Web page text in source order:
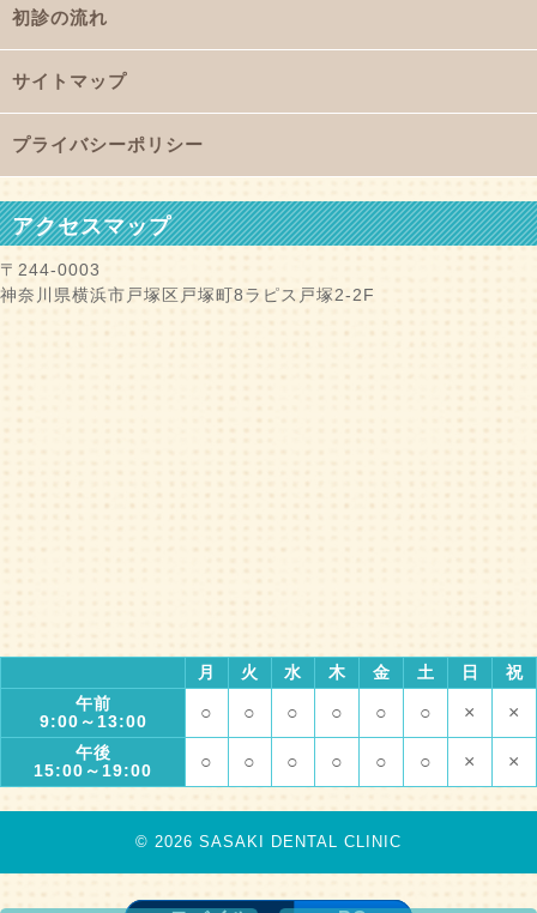
初診の流れ
サイトマップ
プライバシーポリシー
アクセスマップ
〒244-0003
神奈川県横浜市戸塚区戸塚町8ラピス戸塚2-2F
月 火 水 木 金 土 日
祝
午前
9:00～13:00
○ ○ ○ ○ ○ ○ × ×
午後
15:00～19:00
○ ○ ○ ○ ○ ○ × ×
© 2026 SASAKI DENTAL CLINIC